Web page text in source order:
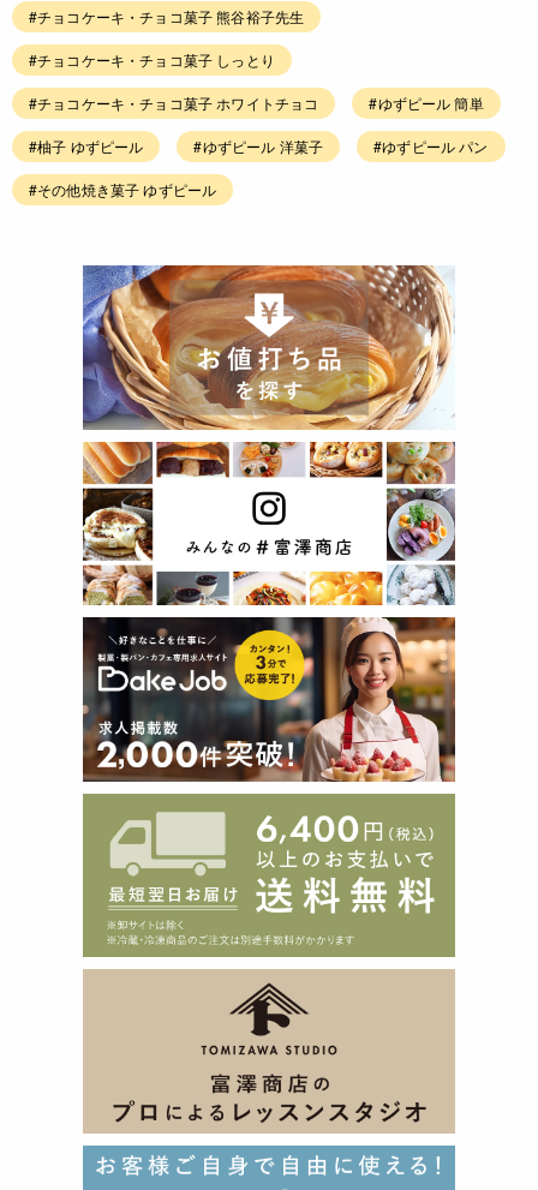
#チョコケーキ・チョコ菓子 熊谷裕子先生
#チョコケーキ・チョコ菓子 しっとり
#チョコケーキ・チョコ菓子 ホワイトチョコ #ゆずピール 簡単
#柚子 ゆずピール #ゆずピール 洋菓子 #ゆずピール パン
#その他焼き菓子 ゆずピール